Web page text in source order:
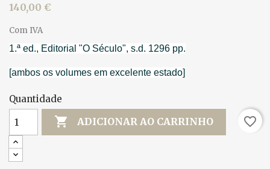
140,00 €
Com IVA
1.ª ed., Editorial "O Século", s.d. 1296 pp.
[ambos os volumes em excelente estado]
Quantidade
 ADICIONAR AO CARRINHO favorite_border